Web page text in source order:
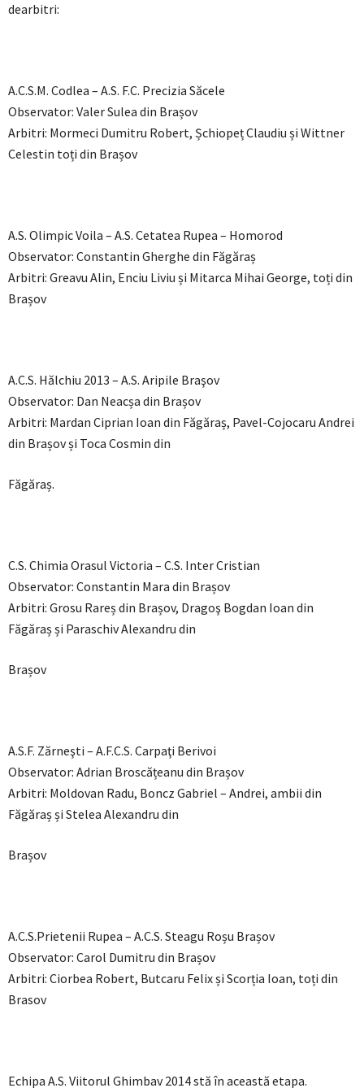
dearbitri:
A.C.S.M. Codlea – A.S. F.C. Precizia Săcele
Observator: Valer Sulea din Brașov
Arbitri: Mormeci Dumitru Robert, Șchiopeț Claudiu și Wittner
Celestin toți din Brașov
A.S. Olimpic Voila – A.S. Cetatea Rupea – Homorod
Observator: Constantin Gherghe din Făgăraș
Arbitri: Greavu Alin, Enciu Liviu și Mitarca Mihai George, toți din
Brașov
A.C.S. Hălchiu 2013 – A.S. Aripile Braşov
Observator: Dan Neacșa din Brașov
Arbitri: Mardan Ciprian Ioan din Făgăraș, Pavel-Cojocaru Andrei
din Brașov și Toca Cosmin din
Făgăraș.
C.S. Chimia Orasul Victoria – C.S. Inter Cristian
Observator: Constantin Mara din Brașov
Arbitri: Grosu Rareș din Brașov, Dragoş Bogdan Ioan din
Făgăraș și Paraschiv Alexandru din
Brașov
A.S.F. Zărneşti – A.F.C.S. Carpaţi Berivoi
Observator: Adrian Broscățeanu din Brașov
Arbitri: Moldovan Radu, Boncz Gabriel – Andrei, ambii din
Făgăraș și Stelea Alexandru din
Brașov
A.C.S.Prietenii Rupea – A.C.S. Steagu Roșu Brașov
Observator: Carol Dumitru din Brașov
Arbitri: Ciorbea Robert, Butcaru Felix și Scorția Ioan, toți din
Brasov
Echipa A.S. Viitorul Ghimbav 2014 stă în această etapa.